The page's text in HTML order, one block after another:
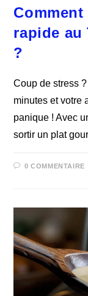
rapide au
?
Coup de stress
minutes et votre
panique ! Avec
sortir un plat
0 COMMENTAIRE